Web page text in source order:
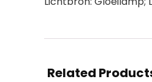
Related